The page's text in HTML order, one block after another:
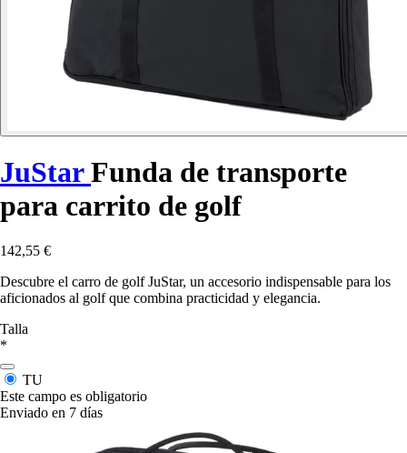
JuStarFunda de transporte
para carrito de golf
142,55 €
Descubre el carro de golf JuStar, un accesorio indispensable para los
aficionados al golf que combina practicidad y elegancia.
Talla
*
TU
Este campo es obligatorio
Enviado en 7 días